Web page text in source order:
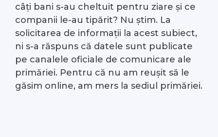
câți bani s-au cheltuit pentru ziare și ce
companii le-au tipărit? Nu știm. La
solicitarea de informații la acest subiect,
ni s-a răspuns că datele sunt publicate
pe canalele oficiale de comunicare ale
primăriei. Pentru că nu am reușit să le
găsim online, am mers la sediul primăriei.